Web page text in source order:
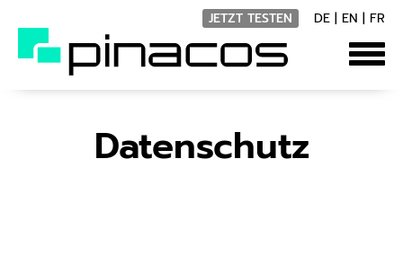
DE | EN | FR
JETZT TESTEN
Datenschutz